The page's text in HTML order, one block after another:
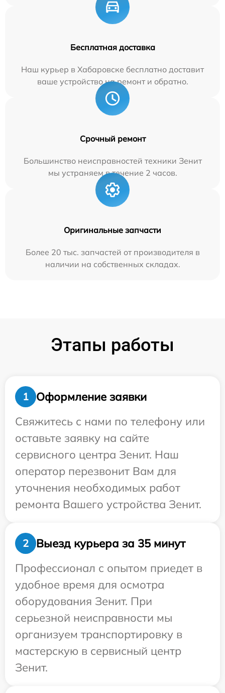
Бесплатная доставка
Наш курьер в Хабаровске бесплатно доставит
ваше устройство на ремонт и обратно.
Срочный ремонт
Большинство неисправностей техники Зенит
мы устраняем в течение 2 часов.
Оригинальные запчасти
Более 20 тыс. запчастей от производителя в
наличии на собственных складах.
Этапы работы
1
Оформление заявки
Свяжитесь с нами по телефону или
оставьте заявку на сайте
сервисного центра Зенит. Наш
оператор перезвонит Вам для
уточнения необходимых работ
ремонта Вашего устройства Зенит.
2
Выезд курьера за 35 минут
Профессионал с опытом приедет в
удобное время для осмотра
оборудования Зенит. При
серьезной неисправности мы
организуем транспортировку в
мастерскую в сервисный центр
Зенит.